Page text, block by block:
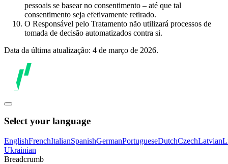
pessoais se basear no consentimento – até que tal
consentimento seja efetivamente retirado.
O Responsável pelo Tratamento não utilizará processos de
tomada de decisão automatizados contra si.
Data da última atualização: 4 de março de 2026.
Select your language
EnglishFrenchItalianSpanishGermanPortugueseDutchCzechLatvian
Ukrainian
Breadcrumb